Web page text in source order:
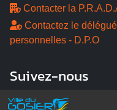
Contacter la
Contactez le
personnelles - D.P.O
Suivez-nous